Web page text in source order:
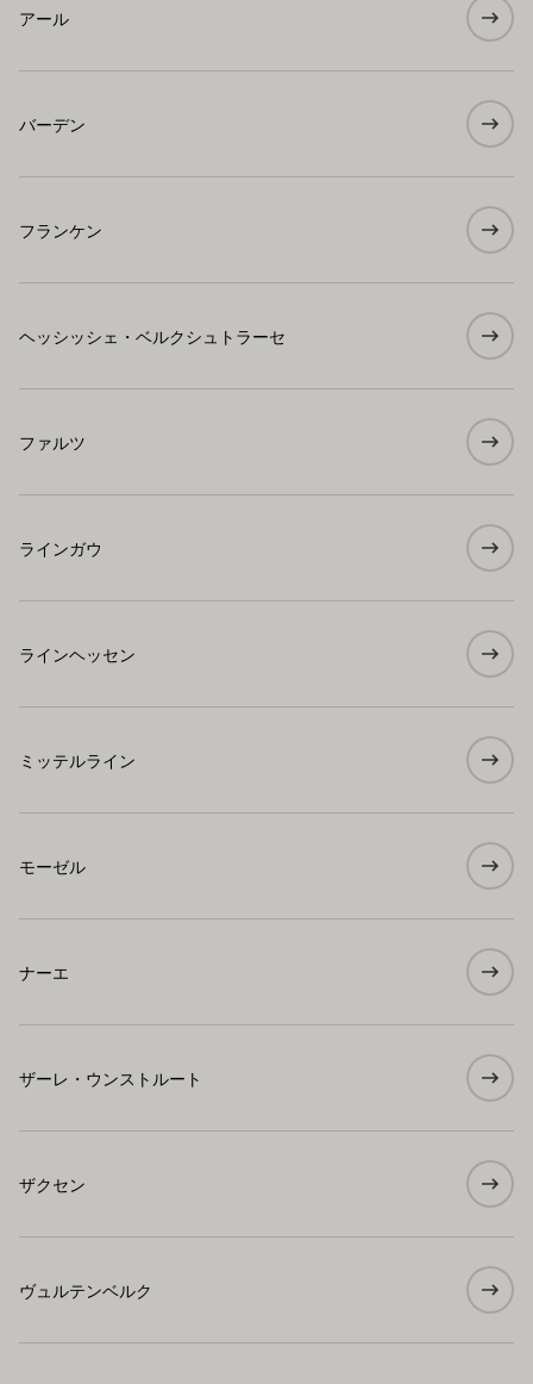
アール
バーデン
フランケン
ヘッシッシェ・ベルクシュトラーセ
ファルツ
ラインガウ
ラインヘッセン
ミッテルライン
モーゼル
ナーエ
ザーレ・ウンストルート
ザクセン
ヴュルテンベルク